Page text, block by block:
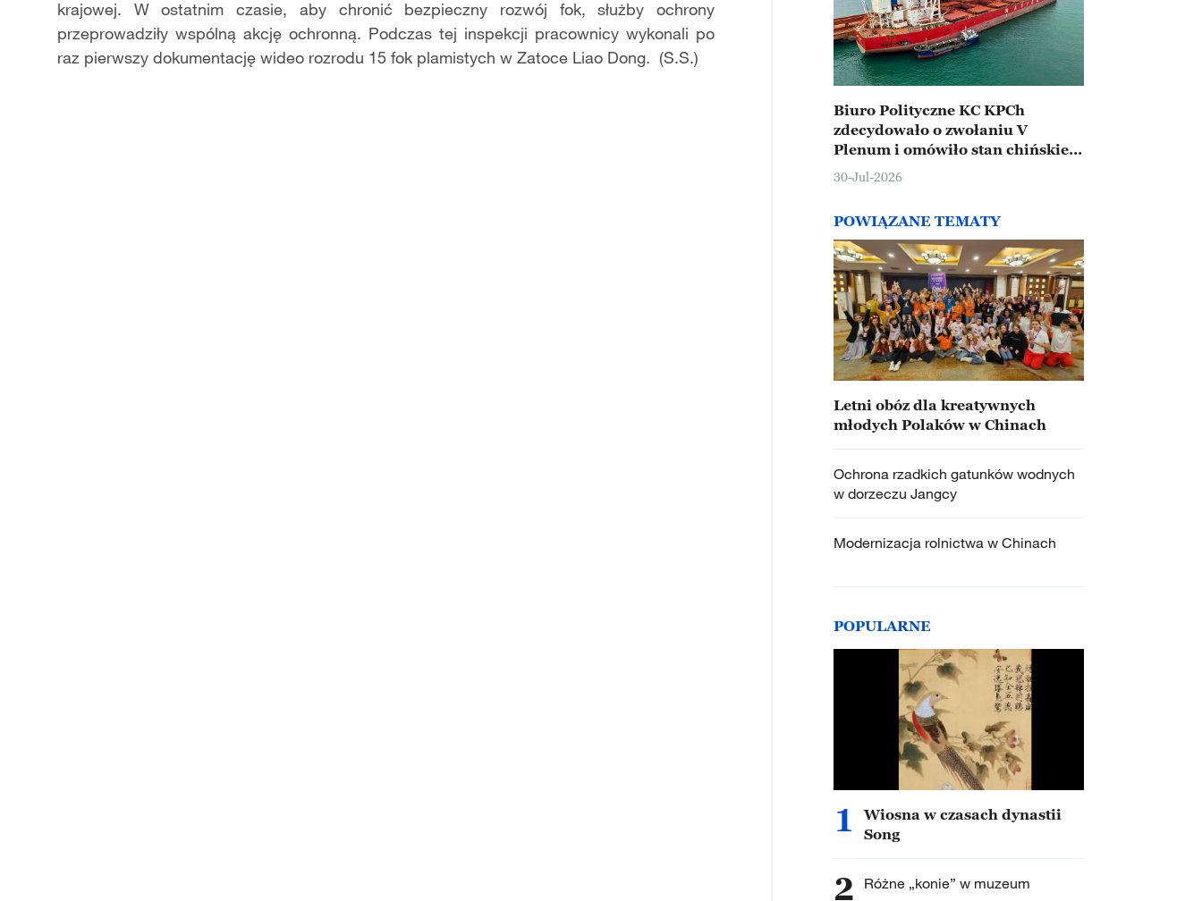
krajowej. W ostatnim czasie, aby chronić bezpieczny rozwój fok, służby ochrony
przeprowadziły wspólną akcję ochronną. Podczas tej inspekcji pracownicy wykonali po
raz pierwszy dokumentację wideo rozrodu 15 fok plamistych w Zatoce Liao Dong. (S.S.)
Biuro Polityczne KC KPCh
zdecydowało o zwołaniu V
Plenum i omówiło stan chińskiej
gospodarki
30-Jul-2026
POWIĄZANE TEMATY
Letni obóz dla kreatywnych
młodych Polaków w Chinach
Ochrona rzadkich gatunków wodnych
w dorzeczu Jangcy
Modernizacja rolnictwa w Chinach
POPULARNE
1
Wiosna w czasach dynastii
Song
2 Różne „konie” w muzeum